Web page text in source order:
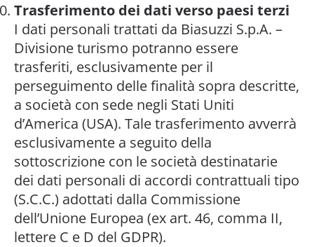
Trasferimento dei dati verso paesi terzi
I dati personali trattati da Biasuzzi S.p.A. –
Divisione turismo potranno essere
trasferiti, esclusivamente per il
perseguimento delle finalità sopra descritte,
a società con sede negli Stati Uniti
d’America (USA). Tale trasferimento avverrà
esclusivamente a seguito della
sottoscrizione con le società destinatarie
dei dati personali di accordi contrattuali tipo
(S.C.C.) adottati dalla Commissione
dell’Unione Europea (ex art. 46, comma II,
lettere C e D del GDPR).